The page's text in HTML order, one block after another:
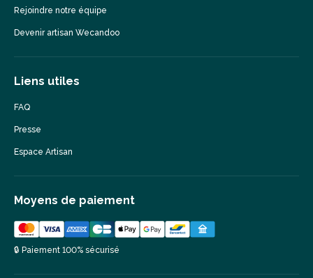
Rejoindre notre équipe
Devenir artisan Wecandoo
Liens utiles
FAQ
Presse
Espace Artisan
Moyens de paiement
🔒 Paiement 100% sécurisé